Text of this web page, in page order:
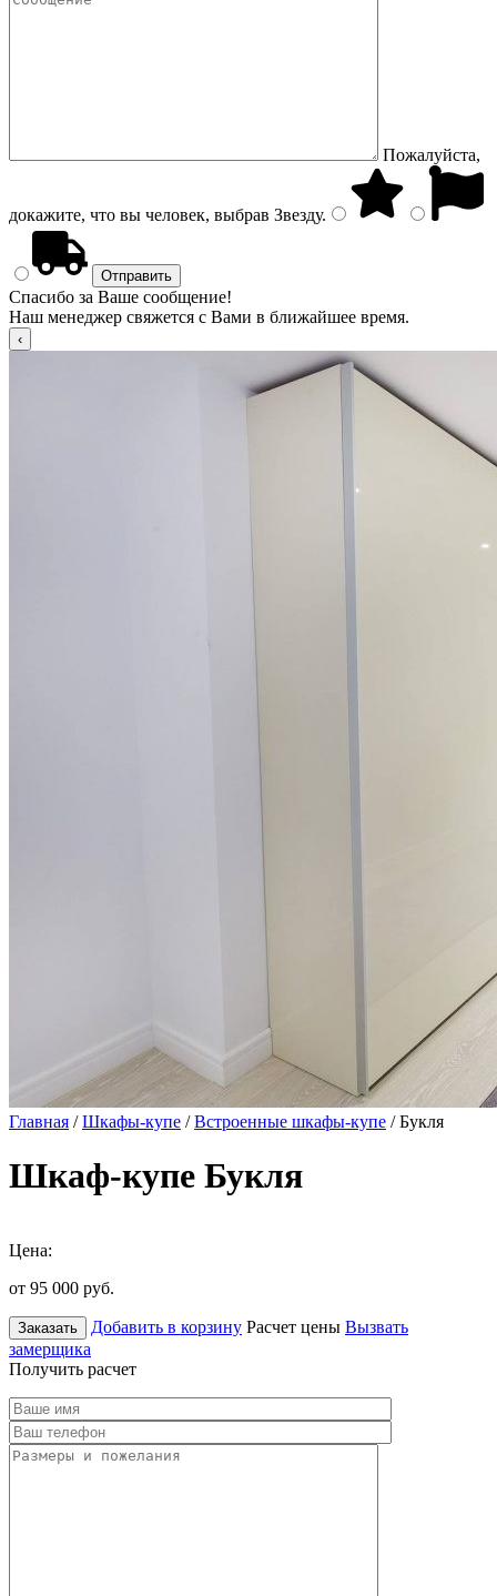
Пожалуйста,
докажите, что вы человек, выбрав Звезду.
Спасибо за Ваше сообщение!
Наш менеджер свяжется с Вами в ближайшее время.
Главная /Шкафы-купе /Встроенные шкафы-купе / Букля
Шкаф-купе Букля
Цена:
от 95 000 руб.
Заказать Добавить в корзину Расчет цены Вызвать
замерщика
Получить расчет